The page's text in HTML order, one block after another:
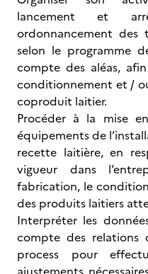
lancement et
ordonnancement des
selon le programme
compte des aléas,
conditionnement et /
coproduit laitier.
Procéder à la mise
équipements de
recette laitière, en
vigueur dans
fabrication, le
des produits laitiers
Interpréter les
compte des
process pour